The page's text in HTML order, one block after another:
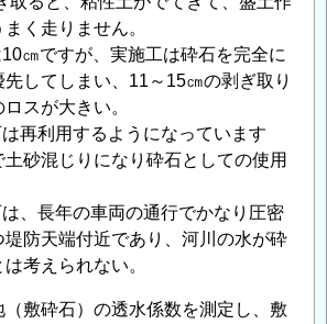
く走りません。
㎝ですが、実施工は砕石を完全に
してしまい、11～15㎝の剥ぎ取り
スが大きい。
再利用するようになっています
砂混じりになり砕石としての使用
、長年の車両の通行でかなり圧密
堤防天端付近であり、河川の水が砕
考えられない。
敷砕石）の透水係数を測定し、敷